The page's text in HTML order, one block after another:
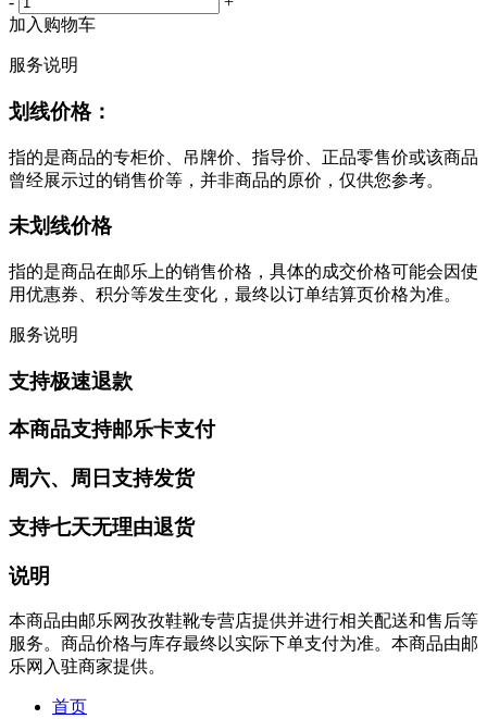
加入购物车
服务说明
划线价格：
指的是商品的专柜价、吊牌价、指导价、正品零售价或该商品
曾经展示过的销售价等，并非商品的原价，仅供您参考。
未划线价格
指的是商品在邮乐上的销售价格，具体的成交价格可能会因使
用优惠券、积分等发生变化，最终以订单结算页价格为准。
服务说明
支持极速退款
本商品支持邮乐卡支付
周六、周日支持发货
支持七天无理由退货
说明
本商品由邮乐网孜孜鞋靴专营店提供并进行相关配送和售后等
服务。商品价格与库存最终以实际下单支付为准。本商品由邮
乐网入驻商家提供。
首页